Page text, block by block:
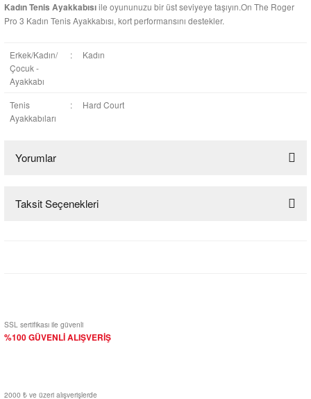
Kadın Tenis Ayakkabısıile oyununuzu bir üst seviyeye taşıyın.On The Roger
Pro 3 Kadın Tenis Ayakkabısı, kort performansını destekler.
Erkek/Kadın/
Çocuk -
Ayakkabı
: Kadın
Tenis
Ayakkabıları
: Hard Court
Yorumlar
Bu ürüne ilk yorumu siz yapın!
Taksit Seçenekleri
SSL sertifikası ile güvenli
%100 GÜVENLİ ALIŞVERİŞ
2000 ₺ ve üzeri alışverişlerde